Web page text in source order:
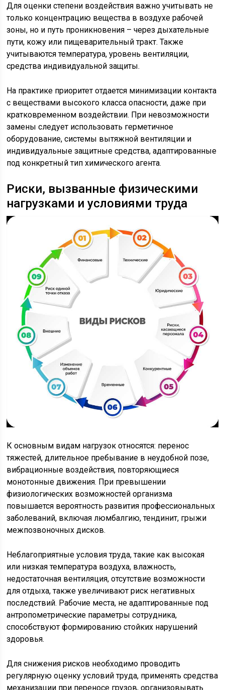
Для оценки степени воздействия важно учитывать не
только концентрацию вещества в воздухе рабочей
зоны, но и путь проникновения – через дыхательные
пути, кожу или пищеварительный тракт. Также
учитываются температура, уровень вентиляции,
средства индивидуальной защиты.
На практике приоритет отдается минимизации контакта
с веществами высокого класса опасности, даже при
кратковременном воздействии. При невозможности
замены следует использовать герметичное
оборудование, системы вытяжной вентиляции и
индивидуальные защитные средства, адаптированные
под конкретный тип химического агента.
Риски, вызванные физическими
нагрузками и условиями труда
К основным видам нагрузок относятся: перенос
тяжестей, длительное пребывание в неудобной позе,
вибрационные воздействия, повторяющиеся
монотонные движения. При превышении
физиологических возможностей организма
повышается вероятность развития профессиональных
заболеваний, включая люмбалгию, тендинит, грыжи
межпозвоночных дисков.
Неблагоприятные условия труда, такие как высокая
или низкая температура воздуха, влажность,
недостаточная вентиляция, отсутствие возможности
для отдыха, также увеличивают риск негативных
последствий. Рабочие места, не адаптированные под
антропометрические параметры сотрудника,
способствуют формированию стойких нарушений
здоровья.
Для снижения рисков необходимо проводить
регулярную оценку условий труда, применять средства
механизации при переносе грузов, организовывать